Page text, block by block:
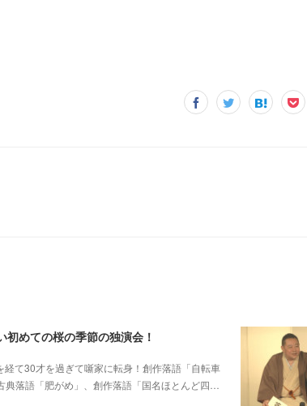
めての桜の季節の独演会！
て30才を過ぎて噺家に転身！創作落語「自転車
落語「肥がめ」、創作落語「国名ほとんど四…